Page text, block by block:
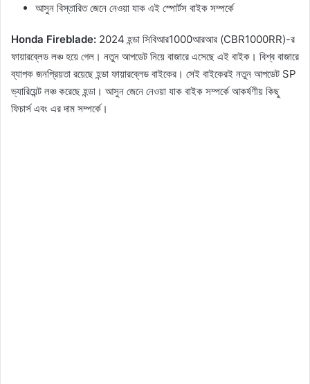
আসুন বিস্তারিত জেনে নেওয়া যাক এই স্পোর্টস বাইক সম্পর্কে
Honda Fireblade: 2024 হন্ডা সিবিআর1000আরআর (CBR1000RR)-র
ফায়ারব্লেড লঞ্চ হয়ে গেল। নতুন আপডেট নিয়ে বাজারে এসেছে এই বাইক। বিশ্ব বাজারে
ব্যাপক জনপ্রিয়তা রয়েছে হন্ডা ফায়ারব্লেড বাইকের। সেই বাইকেরই নতুন আপডেট SP
ভ্যারিয়েন্ট লঞ্চ করেছে হন্ডা। আসুন জেনে নেওয়া যাক বাইক সম্পর্কে আকর্ষণীয় কিছু
ফিচার্স এবং এর দাম সম্পর্কে।